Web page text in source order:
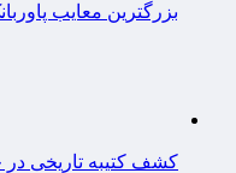
بزرگترین معایب
کشف کتیبه تاریخی